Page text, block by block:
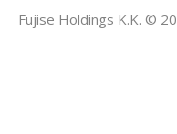
Fujise Holdings K.K. ©